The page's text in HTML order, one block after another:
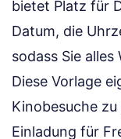
bietet Platz für
Datum, die
sodass Sie
Diese Vorlage
Kinobesuche
Einladung für